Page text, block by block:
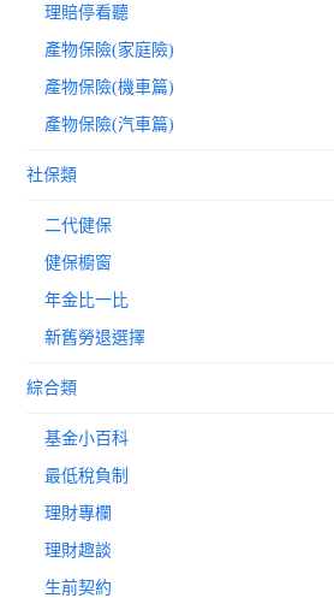
理賠停看聽
產物保險(家庭險)
產物保險(機車篇)
產物保險(汽車篇)
社保類
二代健保
健保櫥窗
年金比一比
新舊勞退選擇
綜合類
基金小百科
最低稅負制
理財專欄
理財趣談
生前契約